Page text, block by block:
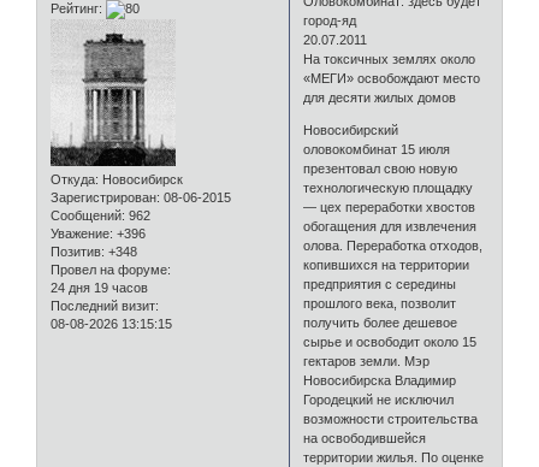
Рейтинг:
Откуда: Новосибирск
Зарегистрирован: 08-06-2015
Сообщений: 962
Уважение: +396
Позитив: +348
Провел на форуме:
24 дня 19 часов
Последний визит:
08-08-2026 13:15:15
город-яд
20.07.2011
На токсичных землях около
«МЕГИ» освобождают место
для десяти жилых домов
Новосибирский
оловокомбинат 15 июля
презентовал свою новую
технологическую площадку
— цех переработки хвостов
обогащения для извлечения
олова. Переработка отходов,
копившихся на территории
предприятия с середины
прошлого века, позволит
получить более дешевое
сырье и освободит около 15
гектаров земли. Мэр
Новосибирска Владимир
Городецкий не исключил
возможности строительства
на освободившейся
территории жилья. По оценке